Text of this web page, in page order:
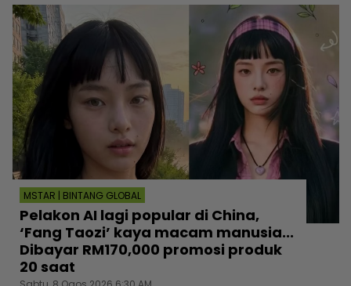
MSTAR | BINTANG GLOBAL
Pelakon AI lagi popular di China,
‘Fang Taozi’ kaya macam manusia...
Dibayar RM170,000 promosi produk
20 saat